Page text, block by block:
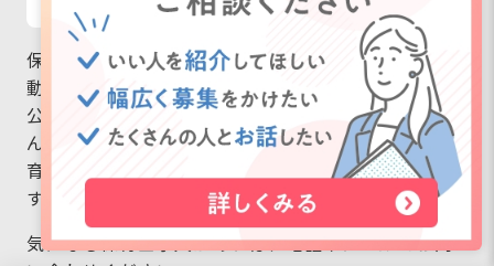
LINE友だち追加
保育士バンク！では、保育士・幼稚園教諭の転職活
動をサポートしています。
公立保育園から私立認可保育園、幼稚園はもちろ
ん、認定こども園、準認可保育園、託児所、学童保
育まで、さまざまな保育士求人をご用意していま
す。
気になる保育士求人があれば、電話やメールでお問